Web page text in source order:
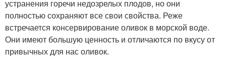
устранения горечи недозрелых плодов, но они
полностью сохраняют все свои свойства. Реже
встречается консервирование оливок в морской воде.
Они имеют большую ценность и отличаются по вкусу от
привычных для нас оливок.